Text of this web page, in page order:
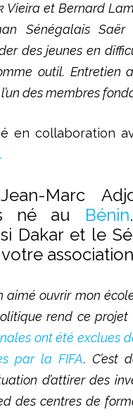
Vieira et Bernard
Sénégalais
des jeunes en
outil. Entretien
des membres
en collaboration
Marc
né au Bénin
Dakar et le
aimé ouvrir mon
rend ce
ont été exclues
par la FIFA. C’est
d’attirer des
des centres de